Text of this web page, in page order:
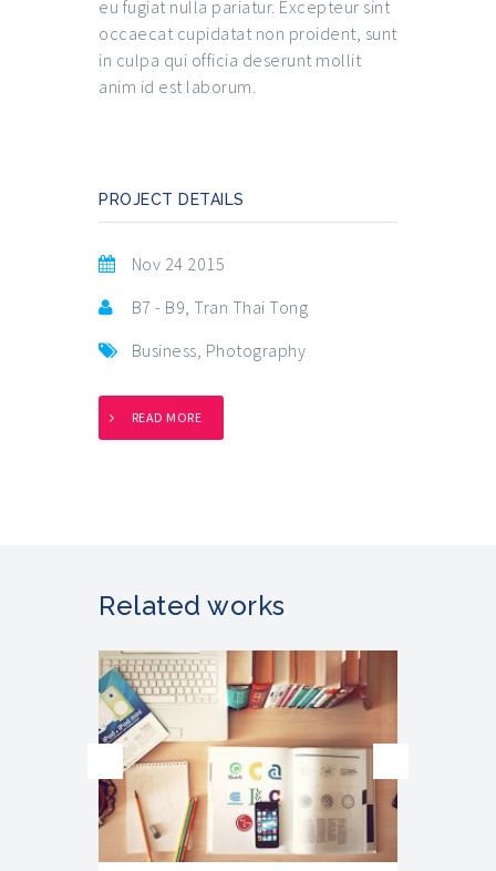
eu fugiat nulla pariatur. Excepteur sint
occaecat cupidatat non proident, sunt
in culpa qui officia deserunt mollit
anim id est laborum.
PROJECT DETAILS
Nov 24 2015
B7 - B9, Tran Thai Tong
Business, Photography
READ MORE
Related works